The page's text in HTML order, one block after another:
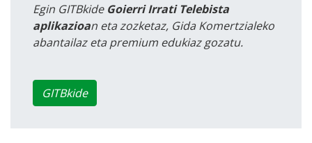
Egin GITBkide Goierri Irrati Telebista
aplikazioan eta zozketaz, Gida Komertzialeko
abantailaz eta premium edukiaz gozatu.
GITBkide